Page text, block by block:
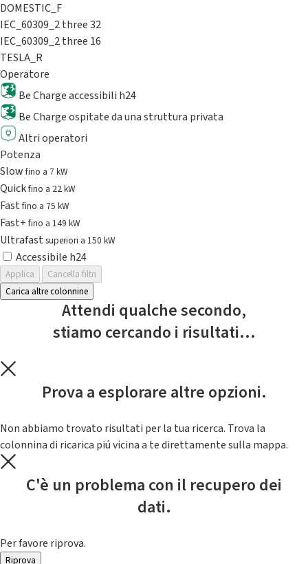
DOMESTIC_F
IEC_60309_2 three 32
IEC_60309_2 three 16
TESLA_R
Operatore
Be Charge accessibili h24
Be Charge ospitate da una struttura privata
Altri operatori
Potenza
Slowfino a 7 kW
Quickfino a 22 kW
Fastfino a 75 kW
Fast+fino a 149 kW
Ultrafast superiori a 150 kW
Accessibile h24
Applica
Cancella filtri
Carica altre colonnine
Attendi qualche secondo,
stiamo cercando i risultati...
Prova a esplorare altre opzioni.
Non abbiamo trovato risultati per la tua ricerca. Trova la
colonnina di ricarica piú vicina a te direttamente sulla mappa.
C'è un problema con il recupero dei
dati.
Per favore riprova.
Riprova